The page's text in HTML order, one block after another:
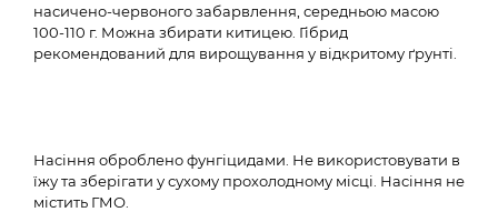
насичено-червоного забарвлення, середньою масою
100-110 г. Можна збирати китицею. Гібрид
рекомендований для вирощування у відкритому ґрунті.
Насіння оброблено фунгіцидами. Не використовувати в
їжу та зберігaти у сухому прохолодному місці. Насіння не
містить ГМО.